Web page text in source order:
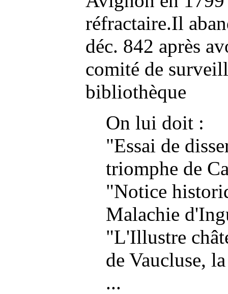
réfractaire.Il
déc. 842 après
comité de
bibliothèque
On lui doit :
"Essai de
triomphe de
"Notice
Malachie
"L'Illustre
de Vaucluse,
...